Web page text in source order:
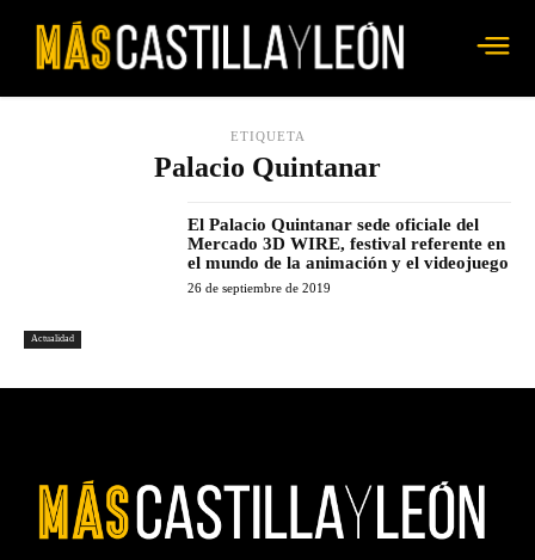
ETIQUETA
Palacio Quintanar
Actualidad
El Palacio Quintanar sede oficiale del
Mercado 3D WIRE, festival referente en
el mundo de la animación y el videojuego
26 de septiembre de 2019